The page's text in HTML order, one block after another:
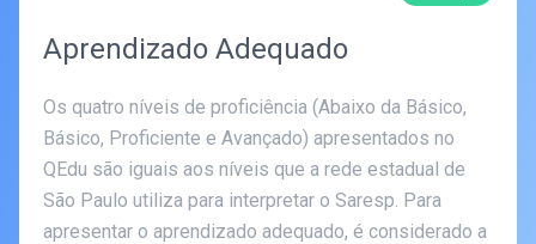
Aprendizado Adequado
Os quatro níveis de proficiência (Abaixo da Básico,
Básico, Proficiente e Avançado) apresentados no
QEdu são iguais aos níveis que a rede estadual de
São Paulo utiliza para interpretar o Saresp. Para
apresentar o aprendizado adequado, é considerado a